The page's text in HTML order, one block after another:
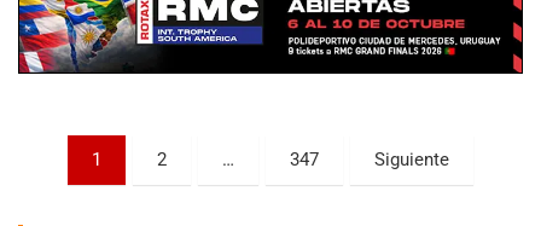
Paginación
1 2 … 347 Siguiente
KDO - F6
Ciudad de Trenque Lauquen (Asfalto)
Trenque Lauquen (Buenos Aires)
Villaguay (Entre Ríos)